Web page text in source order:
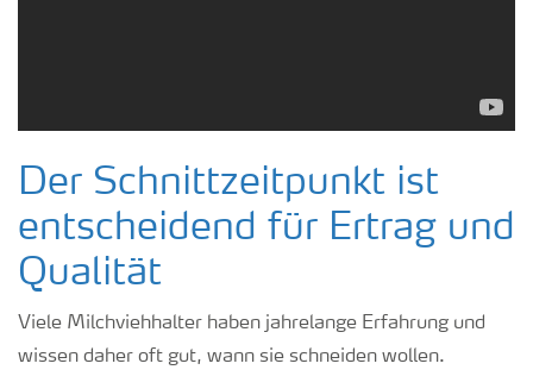
Der Schnittzeitpunkt ist
entscheidend für Ertrag und
Qualität
Viele Milchviehhalter haben jahrelange Erfahrung und
wissen daher oft gut, wann sie schneiden wollen.